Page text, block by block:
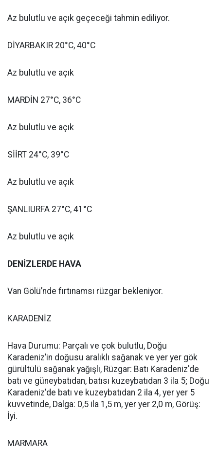
Az bulutlu ve açık geçeceği tahmin ediliyor.
DİYARBAKIR 20°C, 40°C
Az bulutlu ve açık
MARDİN 27°C, 36°C
Az bulutlu ve açık
SİİRT 24°C, 39°C
Az bulutlu ve açık
ŞANLIURFA 27°C, 41°C
Az bulutlu ve açık
DENİZLERDE HAVA
Van Gölü’nde fırtınamsı rüzgar bekleniyor.
KARADENİZ
Hava Durumu: Parçalı ve çok bulutlu, Doğu
Karadeniz’in doğusu aralıklı sağanak ve yer yer gök
gürültülü sağanak yağışlı, Rüzgar: Batı Karadeniz'de
batı ve güneybatıdan, batısı kuzeybatıdan 3 ila 5; Doğu
Karadeniz'de batı ve kuzeybatıdan 2 ila 4, yer yer 5
kuvvetinde, Dalga: 0,5 ila 1,5 m, yer yer 2,0 m, Görüş:
İyi.
MARMARA